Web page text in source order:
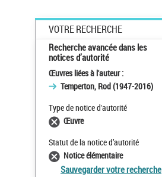
VOTRE RECHERCHE
Recherche avancée dans les
notices d’autorité
Œuvres liées à l'auteur :
Temperton, Rod (1947-2016)
Type de notice d'autorité
Œuvre
Statut de la notice d’autorité
Notice élémentaire
Sauvegarder votre recherche